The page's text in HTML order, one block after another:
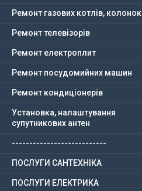
Ремонт газових котлів, колонок
Ремонт телевізорів
Ремонт електроплит
Ремонт посудомийних машин
Ремонт кондиціонерів
Установка, налаштування
супутникових антен
---------------------------
ПОСЛУГИ САНТЕХНІКА
ПОСЛУГИ ЕЛЕКТРИКА